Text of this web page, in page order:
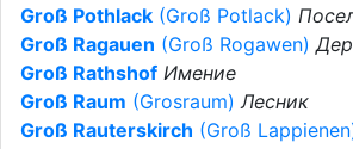
Groß Pothlack (Groß Potlack)
Groß Ragauen (Groß Rogawen)
Groß Rathshof Имение
Groß Raum (Grosraum)Лесник
Groß Rauterskirch (Groß